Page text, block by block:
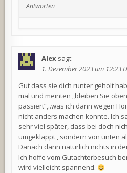
Antworten
Alex sagt:
1. Dezember 2023 um 12:23
Gut dass sie dich runter geholt
mal und meinten „bleiben Sie
passiert“,..was ich dann wegen
nicht anders machen konnte. Ich
sehr viel später, dass bei doch
umgeklappt , sondern von unten
Danach dann natürlich nichts in
Ich hoffe vom Gutachterbesuch
wird vielleicht spannend.